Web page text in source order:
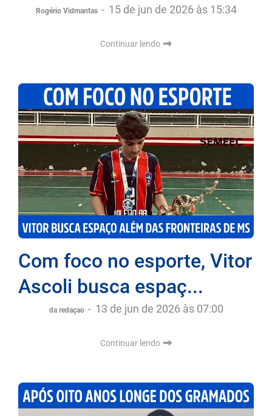
Rogério Vidmantas - 15 de jun de 2026 às 15:34
Continuar lendo
Com foco no esporte, Vitor
Ascoli busca espaç...
da redaçao - 13 de jun de 2026 às 07:00
Continuar lendo